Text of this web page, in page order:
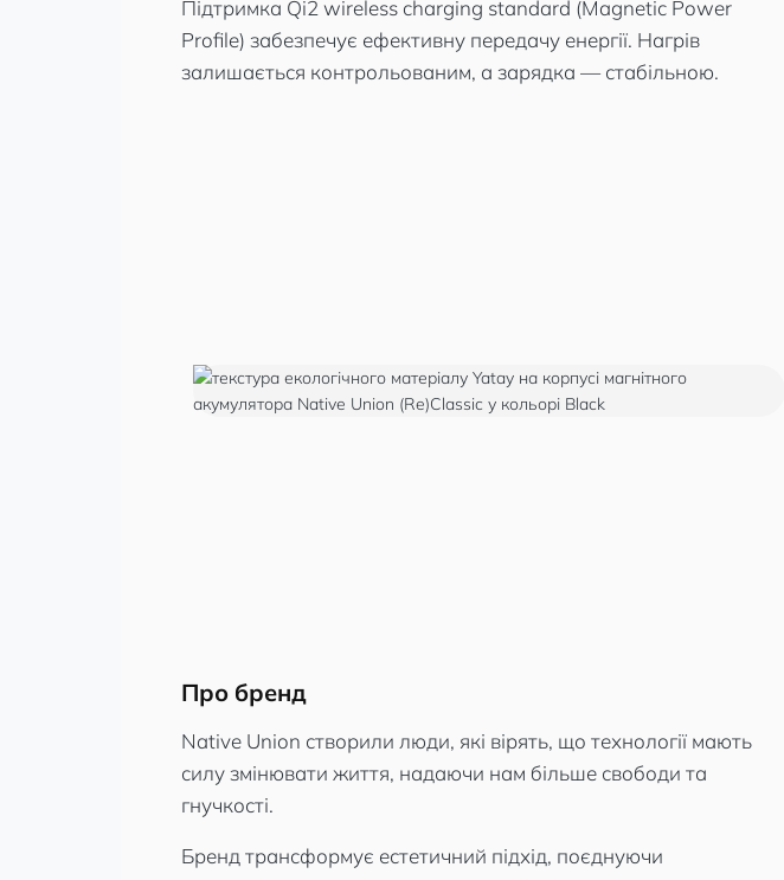
Підтримка Qi2 wireless charging standard (Magnetic Power
Profile) забезпечує ефективну передачу енергії. Нагрів
залишається контрольованим, а зарядка — стабільною.
Про бренд
Native Union створили люди, які вірять, що технології мають
силу змінювати життя, надаючи нам більше свободи та
гнучкості.
Бренд трансформує естетичний підхід, поєднуючи